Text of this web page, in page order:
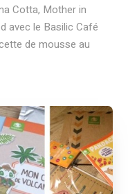
Cotta, Mother in
avec le Basilic Café
de mousse au